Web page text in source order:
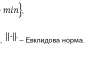
– Евклидова норма.